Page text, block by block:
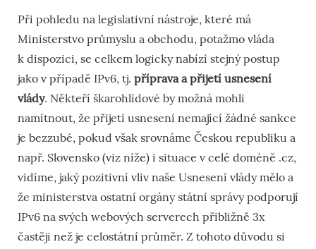
Při pohledu na legislativní nástroje, které má
Ministerstvo průmyslu a obchodu, potažmo vláda
k dispozici, se celkem logicky nabízí stejný postup
jako v případě IPv6, tj. příprava a přijetí usnesení
vlády. Někteří škarohlídové by možná mohli
namítnout, že přijetí usnesení nemající žádné sankce
je bezzubé, pokud však srovnáme Českou republiku a
např. Slovensko (viz níže) i situace v celé doméně .cz,
vidíme, jaký pozitivní vliv naše Usnesení vlády mělo a
že ministerstva ostatní orgány státní správy podporují
IPv6 na svých webových serverech přibližně 3x
častěji než je celostátní průměr. Z tohoto důvodu si